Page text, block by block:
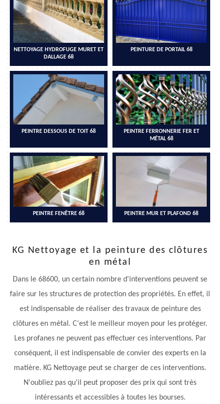
NETTOYAGE HYDROFUGE MURET ET
DALLAGE 68
PEINTURE DE PORTAIL 68
PEINTRE DESSOUS DE TOIT 68
PEINTRE FERRONNERIE FER ET
MÉTAL 68
PEINTRE FENÊTRE 68 PEINTRE MUR ET PLAFOND 68
KG Nettoyage et la peinture des clôtures
en métal
Dans le 68600, un certain nombre d'interventions peuvent se
faire sur les structures de protection des propriétés. En effet, il
est indispensable de réaliser des travaux de peinture des
clôtures en métal. C'est le meilleur moyen pour les protéger.
Les profanes ne peuvent pas effectuer ces interventions. Par
conséquent, il est indispensable de convier des experts en la
matière. KG Nettoyage peut se charger de ces interventions.
N'oubliez pas qu'il peut proposer des prix qui sont très
intéressants et accessibles à toutes les bourses.